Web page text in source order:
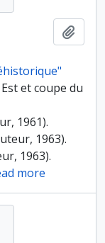
et coupe du
1961).
1963).
1963).
more